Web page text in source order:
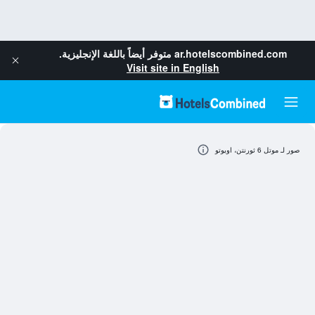
ar.hotelscombined.com متوفر أيضاً باللغة الإنجليزية.
Visit site in English
صور لـ موتل 6 ثورنتن، اويوتو